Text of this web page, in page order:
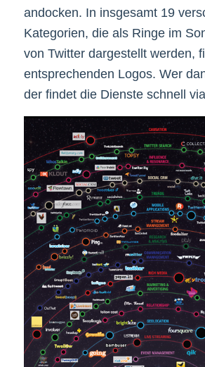
andocken. In insgesamt 19
Kategorien, die als Ringe im
von Twitter dargestellt werden,
entsprechenden Logos. Wer
der findet die Dienste schnell